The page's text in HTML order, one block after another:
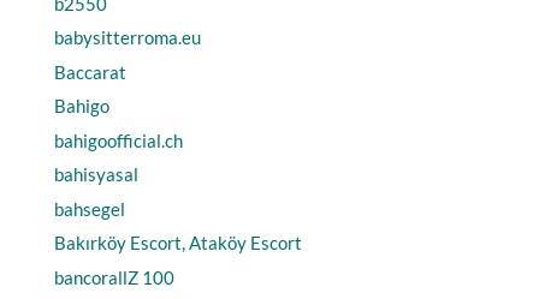
babysitterroma.eu
Baccarat
Bahigo
bahigoofficial.ch
bahisyasal
bahsegel
Bakırköy Escort, Ataköy Escort
bancorallZ 100